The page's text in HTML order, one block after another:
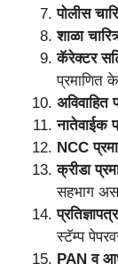
पोलीस
शाळा
कॅरेक्टर
प्रमाणित
अविवाहित
नातेवाईक
NCC
क्रीडा
सहभाग
स्टॅम्प
PAN व